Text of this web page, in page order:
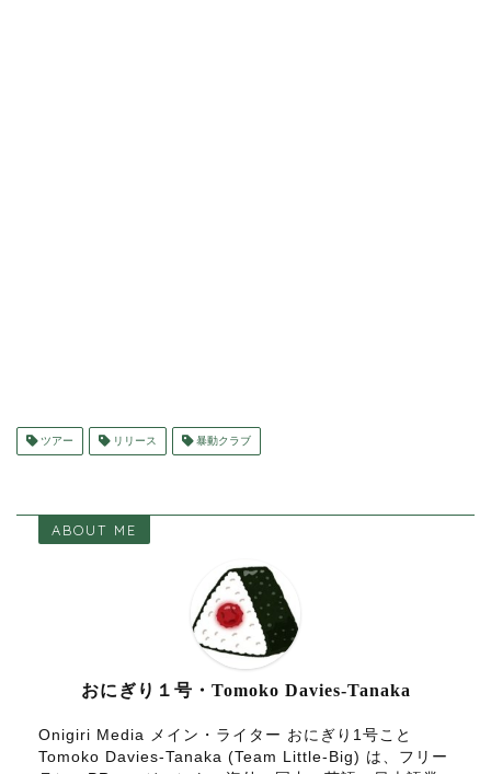
ツアー リリース 暴動クラブ
ABOUT ME
おにぎり１号・Tomoko Davies-Tanaka
Onigiri Media メイン・ライター おにぎり1号こと
Tomoko Davies-Tanaka (Team Little-Big) は、フリー